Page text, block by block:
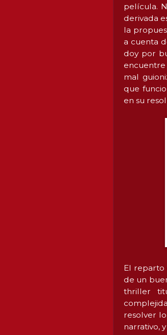
película.
derivada
la
a cuenta
doy por
mal
que
en su
El reparto
de un
thriller
resolver
narrativo,